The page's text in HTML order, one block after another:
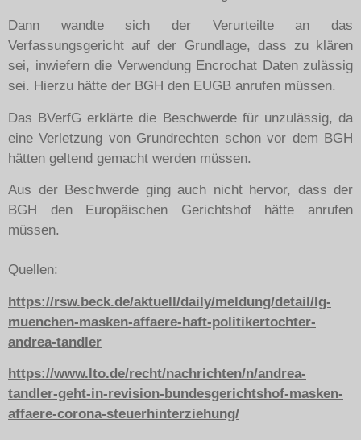
Dann wandte sich der Verurteilte an das
Verfassungsgericht auf der Grundlage, dass zu klären
sei, inwiefern die Verwendung Encrochat Daten zulässig
sei. Hierzu hätte der BGH den EUGB anrufen müssen.
Das BVerfG erklärte die Beschwerde für unzulässig, da
eine Verletzung von Grundrechten schon vor dem BGH
hätten geltend gemacht werden müssen.
Aus der Beschwerde ging auch nicht hervor, dass der
BGH den Europäischen Gerichtshof hätte anrufen
müssen.
Quellen:
https://rsw.beck.de/aktuell/daily/meldung/detail/lg-
muenchen-masken-affaere-haft-politikertochter-
andrea-tandler
https://www.lto.de/recht/nachrichten/n/andrea-
tandler-geht-in-revision-bundesgerichtshof-masken-
affaere-corona-steuerhinterziehung/